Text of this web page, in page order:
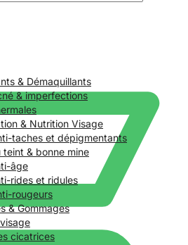
& Démaquillants
& imperfections
& Nutrition Visage
taches et dépigmentants
teint & bonne mine
âge
rides et ridules
rougeurs
& Gommages
cicatrices